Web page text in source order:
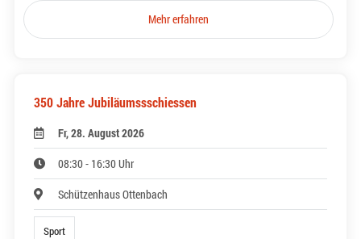
Mehr erfahren
350 Jahre Jubiläumssschiessen
Fr, 28. August 2026
08:30 - 16:30 Uhr
Schützenhaus Ottenbach
Sport